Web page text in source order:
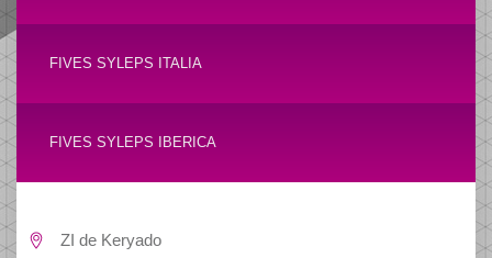
FIVES SYLEPS ITALIA
FIVES SYLEPS IBERICA
ZI de Keryado